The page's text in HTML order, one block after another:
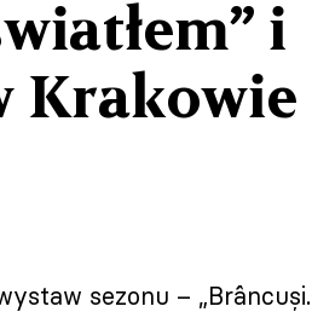
i
Krakowie
sezonu – „Brâncuși.